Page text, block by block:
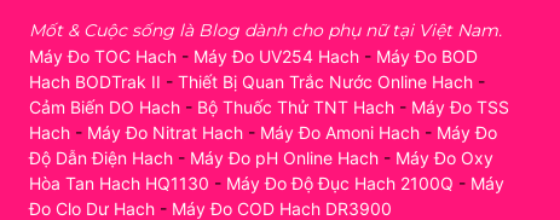
Mốt & Cuộc sống là Blog dành cho phụ nữ tại Việt Nam.
Máy Đo TOC Hach - Máy Đo UV254 Hach - Máy Đo BOD
Hach BODTrak II - Thiết Bị Quan Trắc Nước Online Hach -
Cảm Biến DO Hach - Bộ Thuốc Thử TNT Hach - Máy Đo TSS
Hach - Máy Đo Nitrat Hach - Máy Đo Amoni Hach - Máy Đo
Độ Dẫn Điện Hach - Máy Đo pH Online Hach - Máy Đo Oxy
Hòa Tan Hach HQ1130 - Máy Đo Độ Đục Hach 2100Q - Máy
Đo Clo Dư Hach - Máy Đo COD Hach DR3900